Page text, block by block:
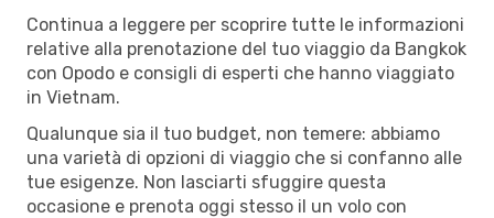
Continua a leggere per scoprire tutte le informazioni
relative alla prenotazione del tuo viaggio da Bangkok
con Opodo e consigli di esperti che hanno viaggiato
in Vietnam.
Qualunque sia il tuo budget, non temere: abbiamo
una varietà di opzioni di viaggio che si confanno alle
tue esigenze. Non lasciarti sfuggire questa
occasione e prenota oggi stesso il un volo con